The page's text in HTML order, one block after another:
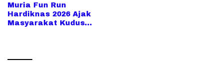
Muria Fun Run
Hardiknas 2026 Ajak
Masyarakat Kudus